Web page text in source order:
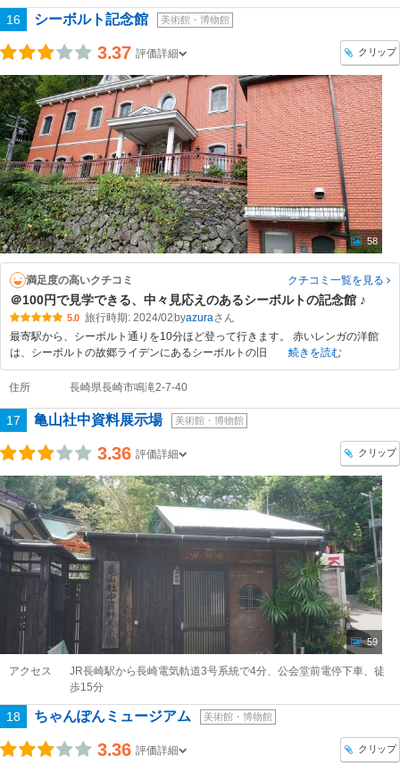
16 シーボルト記念館 美術館・博物館
3.37 評価詳細 クリップ
58
満足度の高いクチコミ クチコミ一覧を見る
＠100円で見学できる、中々見応えのあるシーボルトの記念館 ♪
5.0 旅行時期: 2024/02 byazura
最寄駅から、シーボルト通りを10分ほど登って行きます。 赤いレンガの洋館
は、シーボルトの故郷ライデンにあるシーボルトの旧
続きを読む
住所 長崎県長崎市鳴滝2-7-40
17 亀山社中資料展示場 美術館・博物館
3.36 評価詳細 クリップ
59
アクセス
JR長崎駅から長崎電気軌道3号系統で4分、公会堂前電停下車、徒
歩15分
18 ちゃんぽんミュージアム 美術館・博物館
3.36 評価詳細 クリップ